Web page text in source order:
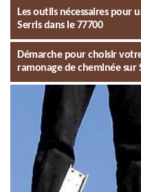
Les outils nécessaires pour
Serris dans le 77700
Démarche pour choisir
ramonage de cheminée sur